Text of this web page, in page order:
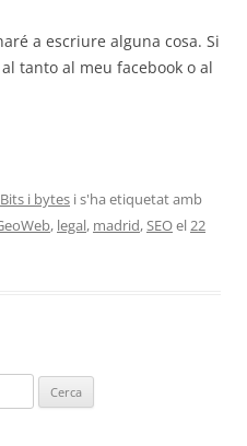
a escriure alguna cosa. Si
tanto al meu facebook o al
Bits i bytes i s'ha etiquetat amb
, legal, madrid,SEOel22